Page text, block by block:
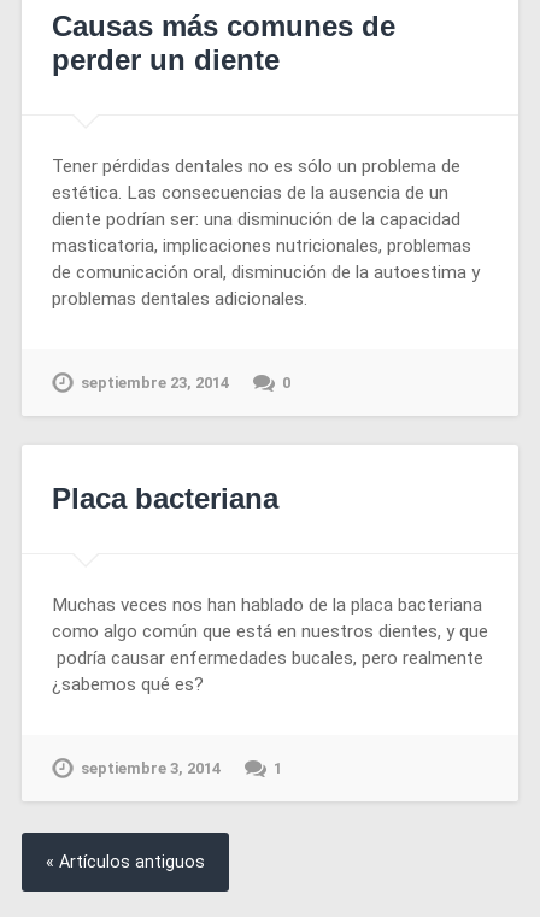
Causas más comunes de
perder un diente
Tener pérdidas dentales no es sólo un problema de
estética. Las consecuencias de la ausencia de un
diente podrían ser: una disminución de la capacidad
masticatoria, implicaciones nutricionales, problemas
de comunicación oral, disminución de la autoestima y
problemas dentales adicionales.
septiembre 23, 2014 0
Placa bacteriana
Muchas veces nos han hablado de la placa bacteriana
como algo común que está en nuestros dientes, y que
podría causar enfermedades bucales, pero realmente
¿sabemos qué es?
septiembre 3, 2014 1
« Artículos antiguos